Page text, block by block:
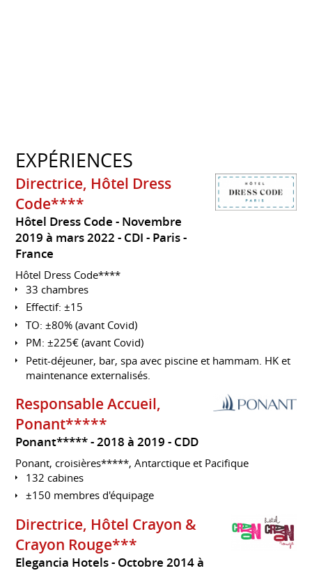
EXPÉRIENCES
Directrice, Hôtel Dress
Code****
Hôtel Dress Code
Novembre
2019 à mars 2022 CDI
Paris
France
Hôtel Dress Code****
33 chambres
Effectif: ±15
TO: ±80% (avant Covid)
PM: ±225€ (avant Covid)
Petit-déjeuner, bar, spa avec piscine et hammam. HK et
maintenance externalisés.
Responsable Accueil,
Ponant*****
Ponant***** 2018 à 2019 CDD
Ponant, croisières*****, Antarctique et Pacifique
132 cabines
±150 membres d'équipage
Directrice, Hôtel Crayon &
Crayon Rouge***
Elegancia Hotels
Octobre 2014 à